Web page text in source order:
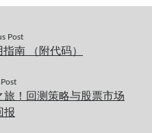
Post
南 （附代码）
！回测策略与股票市场
报